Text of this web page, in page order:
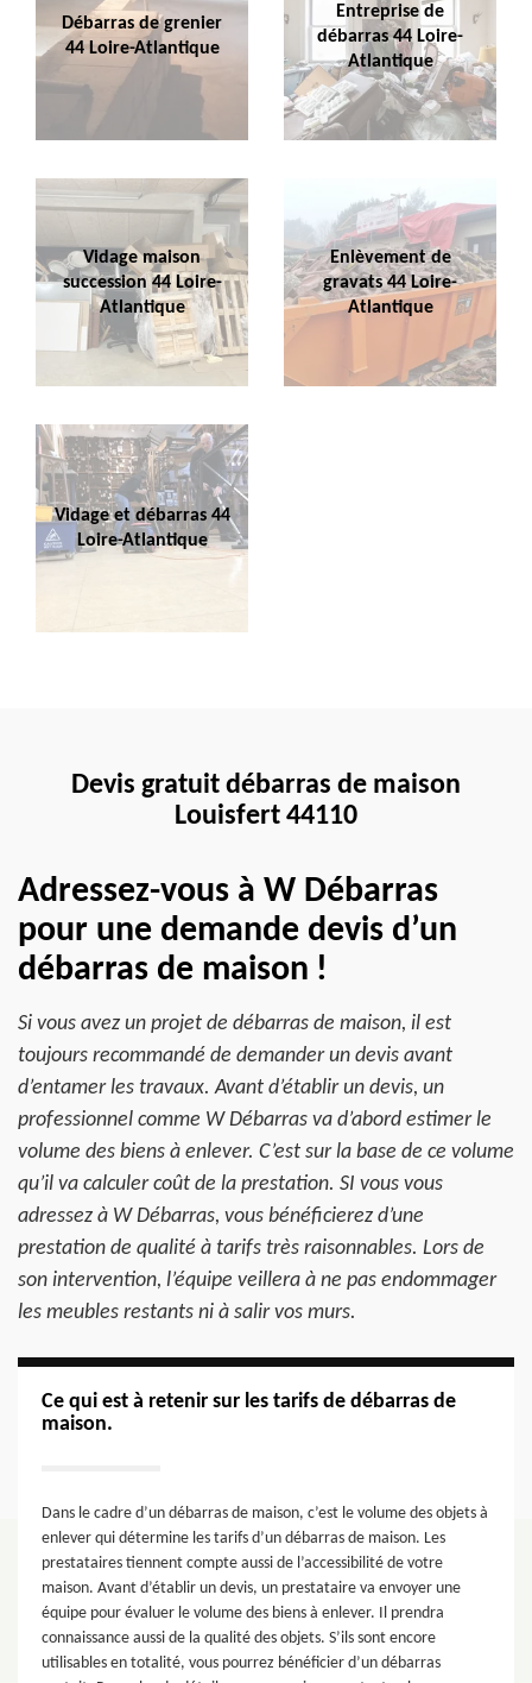
Débarras de grenier
44 Loire-Atlantique
Entreprise de
débarras 44 Loire-
Atlantique
Vidage maison
succession 44 Loire-
Atlantique
Enlèvement de
gravats 44 Loire-
Atlantique
Vidage et débarras 44
Loire-Atlantique
Devis gratuit débarras de maison
Louisfert 44110
Adressez-vous à W Débarras
pour une demande devis d’un
débarras de maison !
Si vous avez un projet de débarras de maison, il est
toujours recommandé de demander un devis avant
d’entamer les travaux. Avant d’établir un devis, un
professionnel comme W Débarras va d’abord estimer le
volume des biens à enlever. C’est sur la base de ce volume
qu’il va calculer coût de la prestation. SI vous vous
adressez à W Débarras, vous bénéficierez d’une
prestation de qualité à tarifs très raisonnables. Lors de
son intervention, l’équipe veillera à ne pas endommager
les meubles restants ni à salir vos murs.
Ce qui est à retenir sur les tarifs de débarras de
maison.
Dans le cadre d’un débarras de maison, c’est le volume des objets à
enlever qui détermine les tarifs d’un débarras de maison. Les
prestataires tiennent compte aussi de l’accessibilité de votre
maison. Avant d’établir un devis, un prestataire va envoyer une
équipe pour évaluer le volume des biens à enlever. Il prendra
connaissance aussi de la qualité des objets. S’ils sont encore
utilisables en totalité, vous pourrez bénéficier d’un débarras